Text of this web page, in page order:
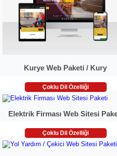
Kurye Web Paketi / Kury
Çoklu Dil Özelliği
Elektrik Firması Web Sitesi
Çoklu Dil Özelliği